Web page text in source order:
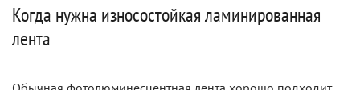
Когда нужна износостойкая ламинированная
лента